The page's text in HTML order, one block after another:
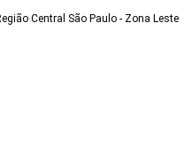
Central São Paulo - Zona Leste